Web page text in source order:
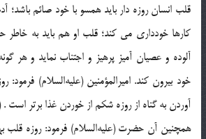
قلب انسان روزه دار باید همسو با خود صائم باشد؛
كارها خوددارى مى كند؛ قلب او هم باید به خاطر
آلوده و عصیان آمیز پرهیز و اجتناب نماید و هر
خود بیرون كند. امیرالمؤمنین (علیه‌السلام) فرمود:
آوردن به گناه از روزه شكم از خوردن غذا برتر است .
همچنین آن حضرت (علیه‌السلام) فرمود: روزه قلب